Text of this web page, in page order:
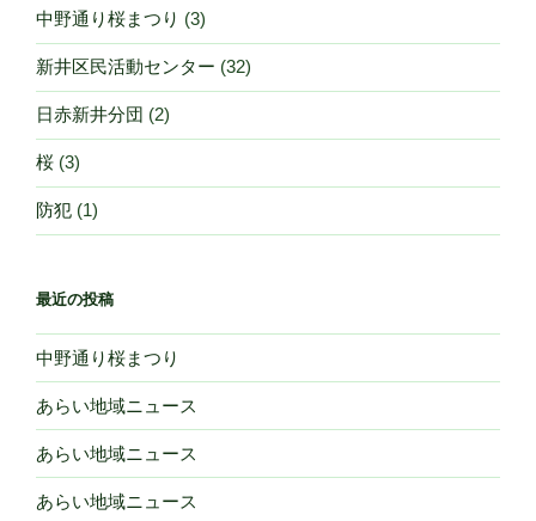
中野通り桜まつり (3)
新井区民活動センター (32)
日赤新井分団 (2)
桜 (3)
防犯 (1)
最近の投稿
中野通り桜まつり
あらい地域ニュース
あらい地域ニュース
あらい地域ニュース